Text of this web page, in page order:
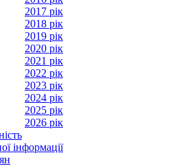
2017 рік
2018 рік
2019 рік
2020 рік
2021 рік
2022 рік
2023 рік
2024 рік
2025 рік
2026 рік
інформації